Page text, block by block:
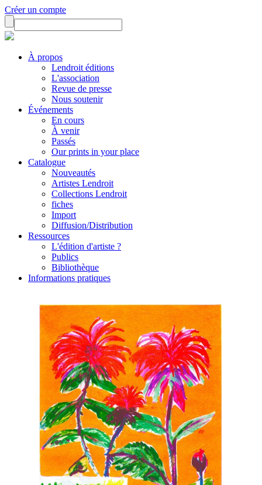
Créer un compte
À propos
Lendroit éditions
L'association
Revue de presse
Nous soutenir
Événements
En cours
À venir
Passés
Our prints in your place
Catalogue
Nouveautés
Artistes Lendroit
Collections Lendroit
fiches
Import
Diffusion/Distribution
Ressources
L'édition d'artiste ?
Publics
Bibliothèque
Informations pratiques